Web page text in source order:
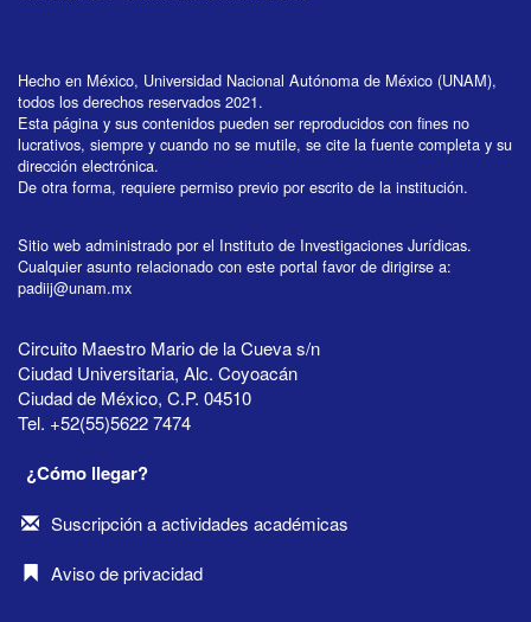
Hecho en México, Universidad Nacional Autónoma de México (UNAM),
todos los derechos reservados 2021.
Esta página y sus contenidos pueden ser reproducidos con fines no
lucrativos, siempre y cuando no se mutile, se cite la fuente completa y su
dirección electrónica.
De otra forma, requiere permiso previo por escrito de la institución.
Sitio web administrado por el Instituto de Investigaciones Jurídicas.
Cualquier asunto relacionado con este portal favor de dirigirse a:
padiij@unam.mx
Circuito Maestro Mario de la Cueva s/n
Ciudad Universitaria, Alc. Coyoacán
Ciudad de México, C.P. 04510
Tel. +52(55)5622 7474
¿Cómo llegar?
Suscripción a actividades académicas
Aviso de privacidad